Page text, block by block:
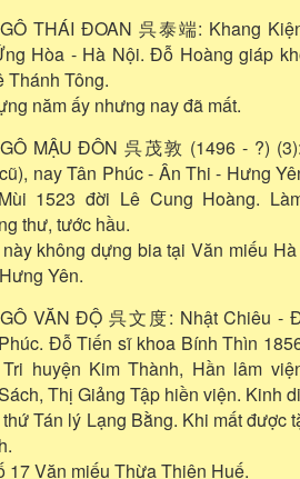
THÁI ĐOAN 呉泰端: Khang
Hòa - Hà Nội. Đỗ Hoàng giáp
Thánh Tông.
năm ấy nhưng nay đã mất.
MẬU ĐÔN 呉茂敦 (1496 - ?)
nay Tân Phúc - Ân Thi - Hưng
1523 đời Lê Cung Hoàng.
thư, tước hầu.
không dựng bia tại Văn miếu
Yên.
VĂN ĐỘ 呉文度: Nhật Chiêu -
Đỗ Tiến sĩ khoa Bính Thìn
huyện Kim Thành, Hần lâm
Thị Giảng Tập hiền viện. Kinh
Tán lý Lạng Bằng. Khi mất được
17 Văn miếu Thừa Thiên Huế.